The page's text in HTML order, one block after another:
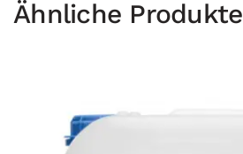
Ähnliche Produkte